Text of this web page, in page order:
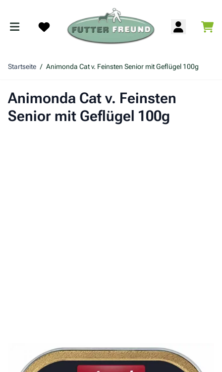
Startseite / Animonda Cat v. Feinsten Senior mit Geflügel 100g
Animonda Cat v. Feinsten
Senior mit Geflügel 100g